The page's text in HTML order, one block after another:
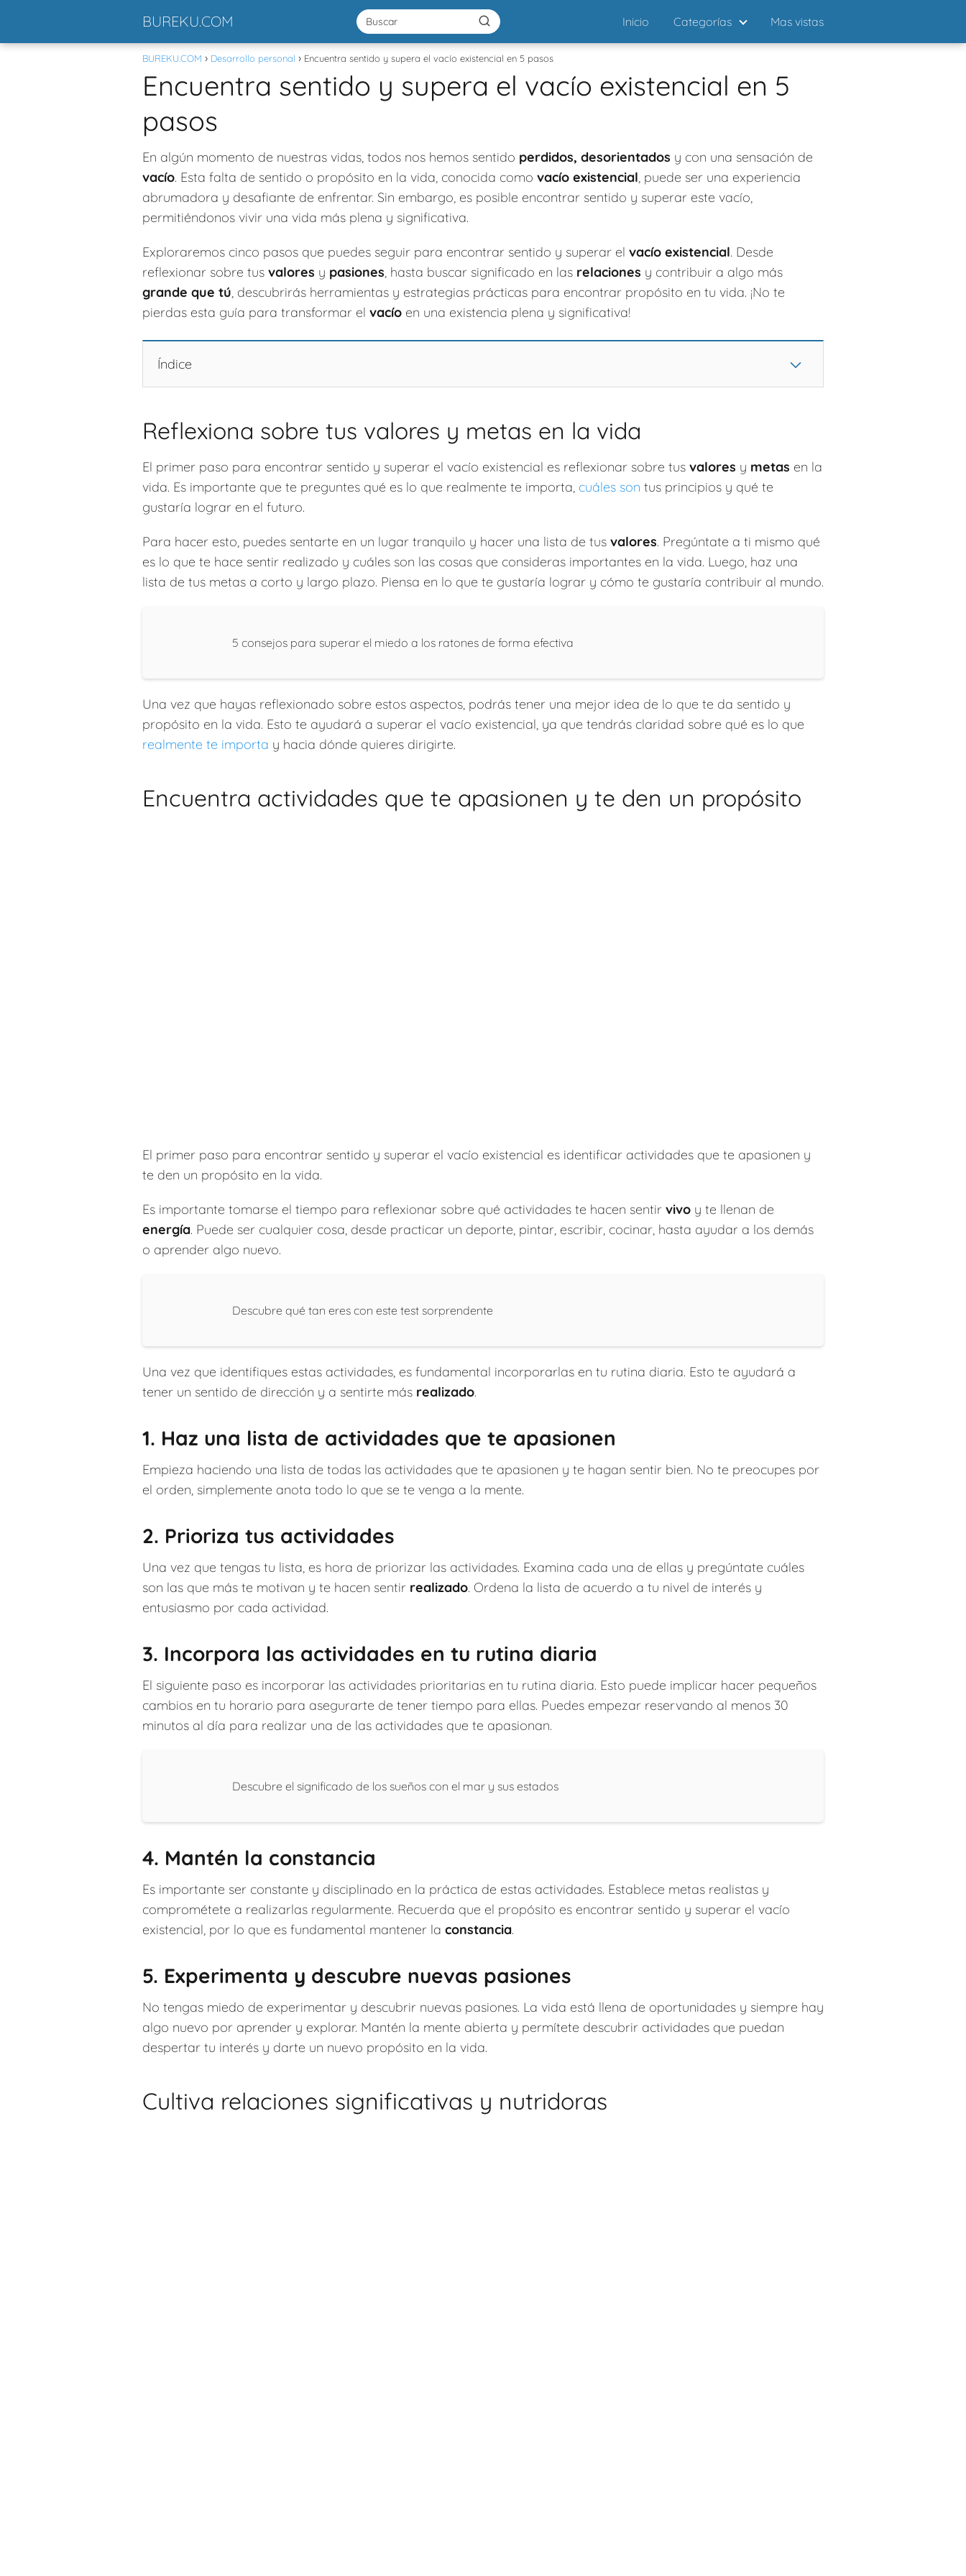
BUREKU.COM Inicio Categorías Mas vistas
BUREKU.COM Desarrollo personal Encuentra sentido y supera el vacío existencial en 5 pasos
Encuentra sentido y supera el vacío existencial en 5
pasos
En algún momento de nuestras vidas, todos nos hemos sentido perdidos, desorientados y con una sensación de
vacío. Esta falta de sentido o propósito en la vida, conocida como vacío existencial, puede ser una experiencia
abrumadora y desafiante de enfrentar. Sin embargo, es posible encontrar sentido y superar este vacío,
permitiéndonos vivir una vida más plena y significativa.
Exploraremos cinco pasos que puedes seguir para encontrar sentido y superar el vacío existencial. Desde
reflexionar sobre tus valores y pasiones, hasta buscar significado en las relaciones y contribuir a algo más
grande que tú, descubrirás herramientas y estrategias prácticas para encontrar propósito en tu vida. ¡No te
pierdas esta guía para transformar el vacío en una existencia plena y significativa!
Índice
Reflexiona sobre tus valores y metas en la vida
El primer paso para encontrar sentido y superar el vacío existencial es reflexionar sobre tus valores y metas en la
vida. Es importante que te preguntes qué es lo que realmente te importa, cuáles son tus principios y qué te
gustaría lograr en el futuro.
Para hacer esto, puedes sentarte en un lugar tranquilo y hacer una lista de tus valores. Pregúntate a ti mismo qué
es lo que te hace sentir realizado y cuáles son las cosas que consideras importantes en la vida. Luego, haz una
lista de tus metas a corto y largo plazo. Piensa en lo que te gustaría lograr y cómo te gustaría contribuir al mundo.
5 consejos para superar el miedo a los ratones de forma efectiva
Una vez que hayas reflexionado sobre estos aspectos, podrás tener una mejor idea de lo que te da sentido y
propósito en la vida. Esto te ayudará a superar el vacío existencial, ya que tendrás claridad sobre qué es lo que
realmente te importa y hacia dónde quieres dirigirte.
Encuentra actividades que te apasionen y te den un propósito
El primer paso para encontrar sentido y superar el vacío existencial es identificar actividades que te apasionen y
te den un propósito en la vida.
Es importante tomarse el tiempo para reflexionar sobre qué actividades te hacen sentir vivo y te llenan de
energía. Puede ser cualquier cosa, desde practicar un deporte, pintar, escribir, cocinar, hasta ayudar a los demás
o aprender algo nuevo.
Descubre qué tan eres con este test sorprendente
Una vez que identifiques estas actividades, es fundamental incorporarlas en tu rutina diaria. Esto te ayudará a
tener un sentido de dirección y a sentirte más realizado.
1. Haz una lista de actividades que te apasionen
Empieza haciendo una lista de todas las actividades que te apasionen y te hagan sentir bien. No te preocupes por
el orden, simplemente anota todo lo que se te venga a la mente.
2. Prioriza tus actividades
Una vez que tengas tu lista, es hora de priorizar las actividades. Examina cada una de ellas y pregúntate cuáles
son las que más te motivan y te hacen sentir realizado. Ordena la lista de acuerdo a tu nivel de interés y
entusiasmo por cada actividad.
3. Incorpora las actividades en tu rutina diaria
El siguiente paso es incorporar las actividades prioritarias en tu rutina diaria. Esto puede implicar hacer pequeños
cambios en tu horario para asegurarte de tener tiempo para ellas. Puedes empezar reservando al menos 30
minutos al día para realizar una de las actividades que te apasionan.
Descubre el significado de los sueños con el mar y sus estados
4. Mantén la constancia
Es importante ser constante y disciplinado en la práctica de estas actividades. Establece metas realistas y
comprométete a realizarlas regularmente. Recuerda que el propósito es encontrar sentido y superar el vacío
existencial, por lo que es fundamental mantener la constancia.
5. Experimenta y descubre nuevas pasiones
No tengas miedo de experimentar y descubrir nuevas pasiones. La vida está llena de oportunidades y siempre hay
algo nuevo por aprender y explorar. Mantén la mente abierta y permítete descubrir actividades que puedan
despertar tu interés y darte un nuevo propósito en la vida.
Cultiva relaciones significativas y nutridoras